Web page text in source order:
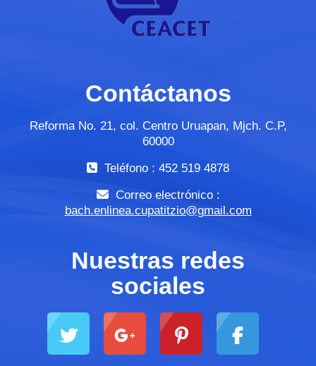
Contáctanos
Reforma No. 21, col. Centro Uruapan, Mjch. C.P,
60000
Teléfono : 452 519 4878
Correo electrónico :
bach.enlinea.cupatitzio@gmail.com
Nuestras redes
sociales